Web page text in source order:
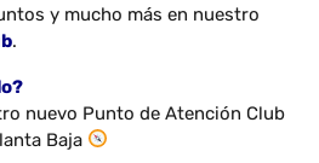
y mucho más en nuestro
.
nuevo Punto de Atención Club
Baja